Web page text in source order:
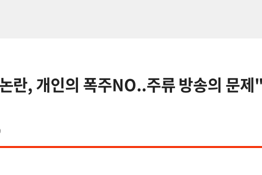
란, 개인의 폭주NO..주류 방송의 문